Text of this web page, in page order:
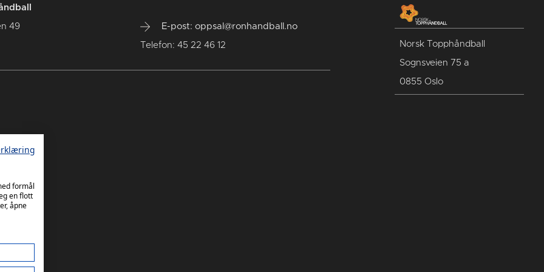
49 E-post: oppsal@ronhandball.no
Telefon: 45 22 46 12 Norsk Topphåndball
Sognsveien 75 a
0855 Oslo
formål
en flott
åpne